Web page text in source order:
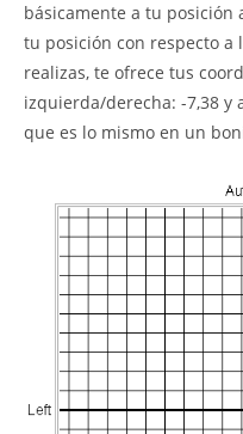
básicamente a tu posición
tu posición con respecto a
realizas, te ofrece tus
izquierda/derecha: -7,38
que es lo mismo en un